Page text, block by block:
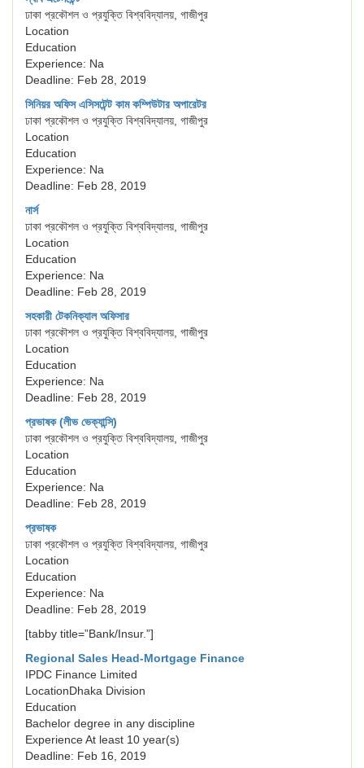
ঢাকা প্রকৌশল ও প্রযুক্তি বিশ্ববিদ্যালয়, গাজীপুর
Location
Education
Experience: Na
Deadline: Feb 28, 2019
সিনিয়র অফিস এসিসটেন্ট কাম কম্পিউটার অপারেটর
ঢাকা প্রকৌশল ও প্রযুক্তি বিশ্ববিদ্যালয়, গাজীপুর
Location
Education
Experience: Na
Deadline: Feb 28, 2019
নার্স
ঢাকা প্রকৌশল ও প্রযুক্তি বিশ্ববিদ্যালয়, গাজীপুর
Location
Education
Experience: Na
Deadline: Feb 28, 2019
সহকারী টেকনিক্যাল অফিসার
ঢাকা প্রকৌশল ও প্রযুক্তি বিশ্ববিদ্যালয়, গাজীপুর
Location
Education
Experience: Na
Deadline: Feb 28, 2019
প্রভাষক (লীভ ভেক্যান্সি)
ঢাকা প্রকৌশল ও প্রযুক্তি বিশ্ববিদ্যালয়, গাজীপুর
Location
Education
Experience: Na
Deadline: Feb 28, 2019
প্রভাষক
ঢাকা প্রকৌশল ও প্রযুক্তি বিশ্ববিদ্যালয়, গাজীপুর
Location
Education
Experience: Na
Deadline: Feb 28, 2019
[tabby title=”Bank/Insur.”]
Regional Sales Head-Mortgage Finance
IPDC Finance Limited
LocationDhaka Division
Education
Bachelor degree in any discipline
Experience At least 10 year(s)
Deadline: Feb 16, 2019